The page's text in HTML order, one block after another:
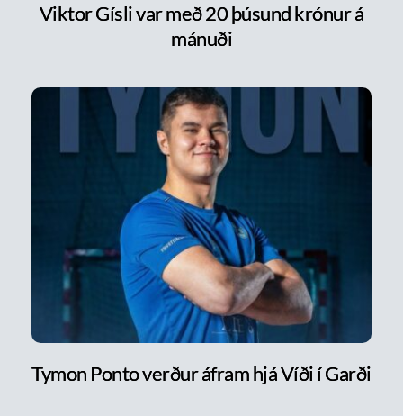
Viktor Gísli var með 20 þúsund krónur á
mánuði
Tymon Ponto verður áfram hjá Víði í Garði